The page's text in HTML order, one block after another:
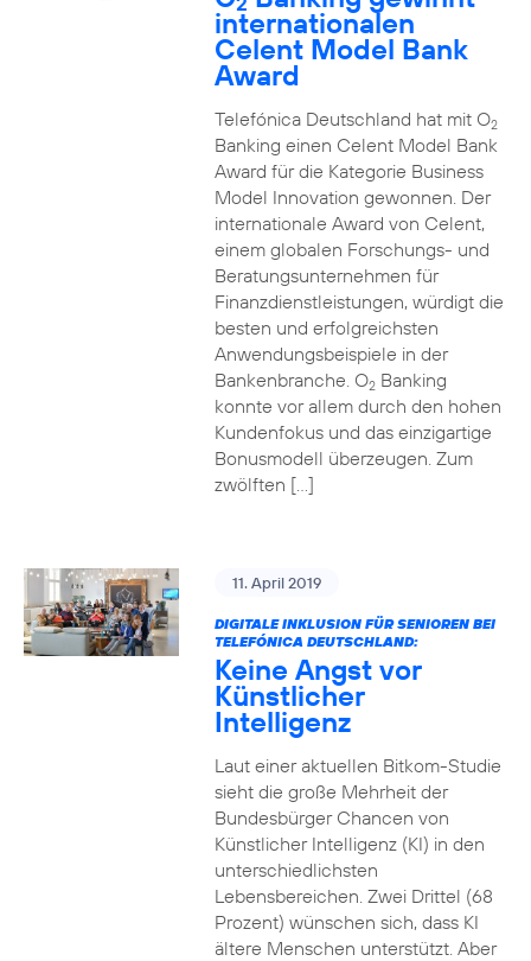
internationalen
Celent Model Bank
Award
Telefónica Deutschland hat mit O2
Banking einen Celent Model Bank
Award für die Kategorie Business
Model Innovation gewonnen. Der
internationale Award von Celent,
einem globalen Forschungs- und
Beratungsunternehmen für
Finanzdienstleistungen, würdigt die
besten und erfolgreichsten
Anwendungsbeispiele in der
Bankenbranche. O2Banking
konnte vor allem durch den hohen
Kundenfokus und das einzigartige
Bonusmodell überzeugen. Zum
zwölften […]
11. April 2019
DIGITALE INKLUSION FÜR SENIOREN BEI
TELEFÓNICA DEUTSCHLAND:
Keine Angst vor
Künstlicher
Intelligenz
Laut einer aktuellen Bitkom-Studie
sieht die große Mehrheit der
Bundesbürger Chancen von
Künstlicher Intelligenz (KI) in den
unterschiedlichsten
Lebensbereichen. Zwei Drittel (68
Prozent) wünschen sich, dass KI
ältere Menschen unterstützt. Aber